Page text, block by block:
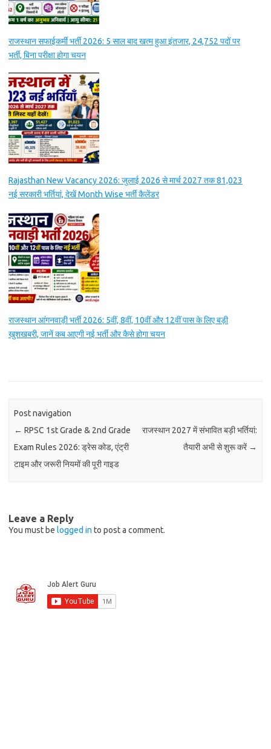
राजस्थान सफाईकर्मी भर्ती 2026: 5 साल बाद खत्म हुआ इंतजार, 24,752 पदों पर
भर्ती, बिना परीक्षा होगा चयन
Rajasthan New Vacancy 2026: जुलाई 2026 से मार्च 2027 तक 81,023
नई सरकारी भर्तियां, देखें Month Wise भर्ती कैलेंडर
राजस्थान आंगनवाड़ी भर्ती 2026: 5वीं, 8वीं, 10वीं और 12वीं पास के लिए बड़ी
खुशखबरी, जानें कब आएगी नई भर्ती और कैसे होगा चयन
Post navigation
← RPSC 1st Grade & 2nd Grade
Exam Rules 2026: ड्रेस कोड, एंट्री
टाइम और जरूरी नियमों की पूरी गाइड
राजस्थान 2027 में संभावित बड़ी भर्तियां:
तैयारी अभी से शुरू करें →
Leave a Reply
You must be logged in to post a comment.